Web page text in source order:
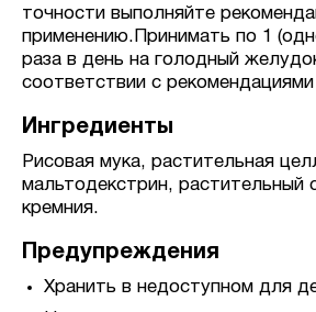
точности выполняйте
применению.Принимать по 1
раза в день на голодный
соответствии с рекомендациями
Ингредиенты
Рисовая мука, растительная
мальтодекстрин, растительный
кремния.
Предупреждения
Хранить в недоступном для